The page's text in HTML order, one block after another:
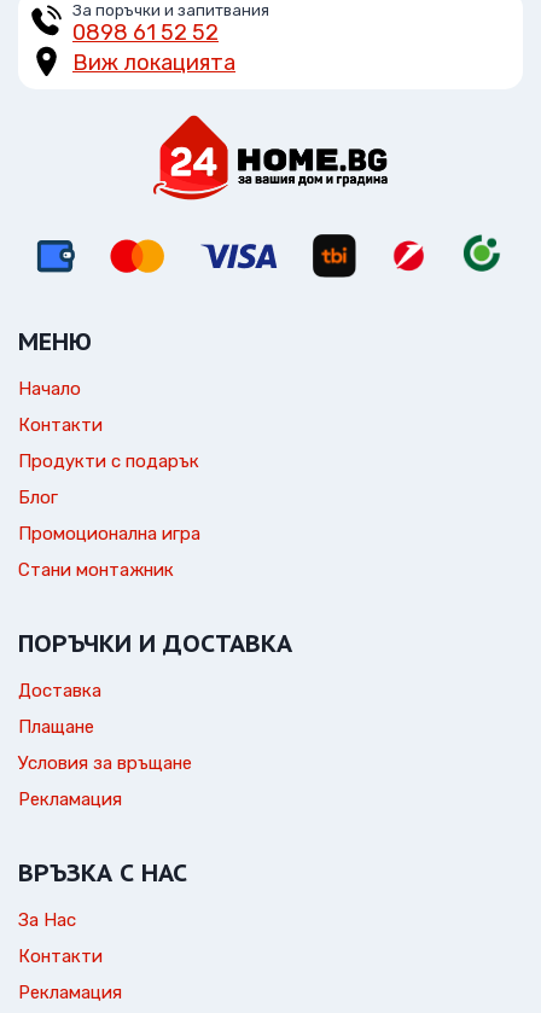
За поръчки и запитвания
0898 61 52 52
Виж локацията
МЕНЮ
Начало
Контакти
Продукти с подарък
Блог
Промоционална игра
Стани монтажник
ПОРЪЧКИ И ДОСТАВКА
Доставка
Плащане
Условия за връщане
Рекламация
ВРЪЗКА С НАС
За Нас
Контакти
Рекламация